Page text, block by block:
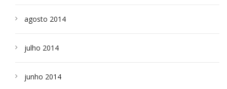
agosto 2014
julho 2014
junho 2014